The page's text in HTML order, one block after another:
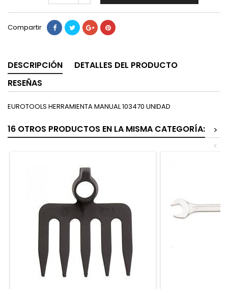
Compartir
DESCRIPCIÓN
DETALLES DEL PRODUCTO
RESEÑAS
EUROTOOLS HERRAMIENTA MANUAL 103470 UNIDAD
16 OTROS PRODUCTOS EN LA MISMA CATEGORÍA:
>
<